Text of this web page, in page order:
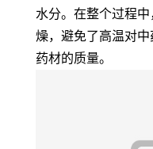
水分。在整个过程
燥，避免了高温对
药材的质量。